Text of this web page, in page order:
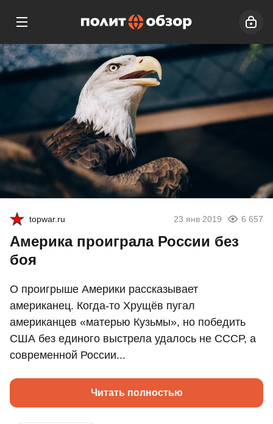
topwar.ru 23 янв 2019 6 657
Америка проиграла России без
боя
О проигрыше Америки рассказывает
американец. Когда-то Хрущёв пугал
американцев «матерью Кузьмы», но победить
США без единого выстрела удалось не СССР, а
современной России...
Читать полностью